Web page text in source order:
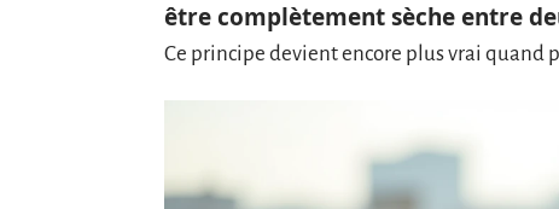
être complètement sèche entre
Ce principe devient encore plus vrai quand